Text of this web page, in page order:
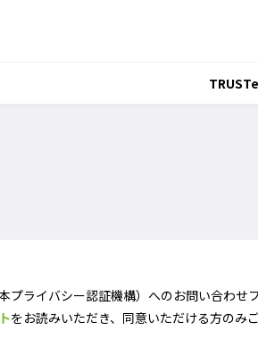
プライバシー認証機構）へのお問い合わせ
をお読みいただき、同意いただける方のみ